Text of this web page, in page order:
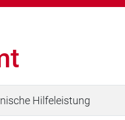
Hilfeleistung